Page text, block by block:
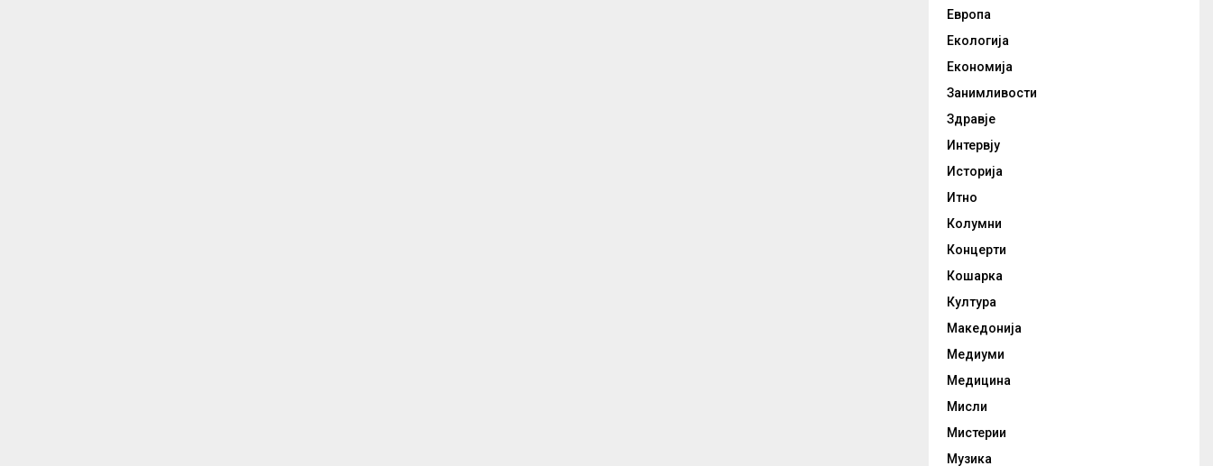
Европа
Екологија
Економија
Занимливости
Здравје
Интервју
Историја
Итно
Колумни
Концерти
Кошарка
Култура
Македонија
Медиуми
Медицина
Мисли
Мистерии
Музика